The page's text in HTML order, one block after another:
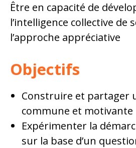
Être en capacité de
l’intelligence collective de
l’approche appréciative
Objectifs
Construire et partager
commune et motivante
Expérimenter la
sur la base d’un